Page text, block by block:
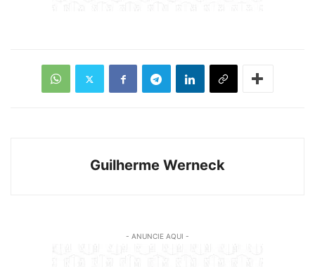
Guilherme Werneck
- ANUNCIE AQUI -